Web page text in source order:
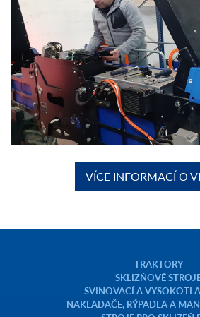
VÍCE INFORMACÍ O
TRAKTORY
SKLIZŇOVÉ
SVINOVACÍ A
NAKLADAČE, RÝPADLA A